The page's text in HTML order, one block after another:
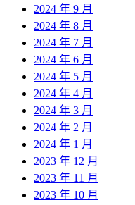
2024 年 9 月
2024 年 8 月
2024 年 7 月
2024 年 6 月
2024 年 5 月
2024 年 4 月
2024 年 3 月
2024 年 2 月
2024 年 1 月
2023 年 12 月
2023 年 11 月
2023 年 10 月